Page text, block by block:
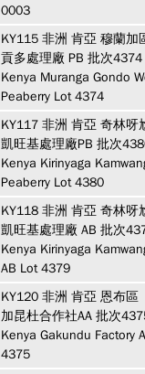
0003
KY115 非洲 肯亞 穆蘭加
貢多處理廠 PB 批次4374
Kenya Muranga Gondo
Peaberry Lot 4374
KY117 非洲 肯亞 奇林呀
凱旺基處理廠PB 批次
Kenya Kirinyaga
Peaberry Lot 4380
KY118 非洲 肯亞 奇林呀
凱旺基處理廠 AB 批次
Kenya Kirinyaga
AB Lot 4379
KY120 非洲 肯亞 恩布區
加昆杜合作社AA 批次
Kenya Gakundu Factory
4375